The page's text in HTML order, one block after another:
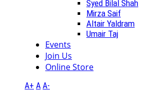
Syed Bilal Shah
Mirza Saif
Altair Yaldram
Umair Taj
Events
Join Us
Online Store
A+ A A-